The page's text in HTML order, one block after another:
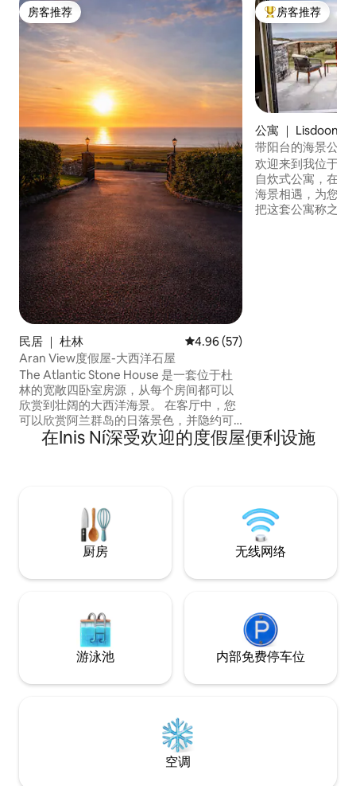
房客推荐
房客推荐
民居 ｜ 杜林 平均评分 4.96 分（满分 5 分）
4.96 (57)
Aran View度假屋-大西洋石屋
The Atlantic Stone House 是一套位于杜
林的宽敞四卧室房源，从每个房间都可以
欣赏到壮阔的大西洋海景。 在客厅中，您
可以欣赏阿兰群岛的日落景色，并隐约可
见莫赫悬崖。 这套宽敞的四卧室房源融合
了传统风格和现代舒适感，为家庭和团体
杜林码头（Doolin Pier）仅几分钟路程，
是一个宁静的落脚点。
热门「房客推荐」
房客推荐
公寓 ｜
带阳台的海景公寓
欢迎来到我位于
自炊式公寓，在这
海景相遇，为您带
把这套公寓称之
在Inis Ní深受欢迎的度假屋便利设施
厨房 无线网络
游泳池 内部免费停车位
空调